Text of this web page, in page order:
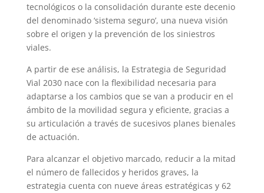
tecnológicos o la consolidación durante este decenio
del denominado ‘sistema seguro’, una nueva visión
sobre el origen y la prevención de los siniestros
viales.
A partir de ese análisis, la Estrategia de Seguridad
Vial 2030 nace con la flexibilidad necesaria para
adaptarse a los cambios que se van a producir en el
ámbito de la movilidad segura y eficiente, gracias a
su articulación a través de sucesivos planes bienales
de actuación.
Para alcanzar el objetivo marcado, reducir a la mitad
el número de fallecidos y heridos graves, la
estrategia cuenta con nueve áreas estratégicas y 62